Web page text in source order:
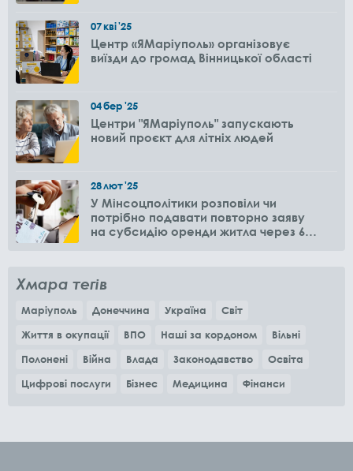
07кві'25
Центр «ЯМаріуполь» організовує
виїзди до громад Вінницької області
04бер'25
Центри "ЯМаріуполь" запускають
новий проєкт для літніх людей
28лют'25
У Мінсоцполітики розповіли чи
потрібно подавати повторно заяву
на субсидію оренди житла через 6
Хмара тегів
Маріуполь Донеччина Україна
Світ
Життя в окупації
ВПО Наші за кордоном
Вільні
Полонені
Війна Влада Законодавство
Освіта
Цифрові послуги
Бізнес Медицина Фінанси